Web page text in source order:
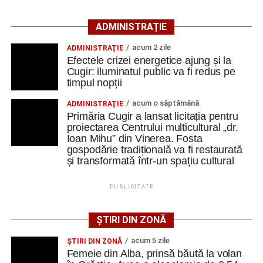
terenul formației din Șugag, în timp ce Jiul Petroșani a
trecut fără emoții de Hațeg, scor 4-0.
Cele două echipe se vor reîntâlni în această perioadă,
având programat un meci amical în data de 22 august,
ultimul test înaintea debutului noului sezon competițional.
• Au evoluat formațiile:
Metalurgistul Cugir: B. Avram – P. Pahone, Liubashov,
Balaur, Sebaș (78, Kiraly) – Șaucă/cpt. (86, Tăban),
Hondorocu – Giurică, Morariu – Vreja, Viașu, Buțurcă –
Trip; rezerve Krupenschi, Fulga, Nițu, Mihăilă, Polgar, R.
ADMINISTRAȚIE
ADMINISTRAŢIE acum 2 zile
Efectele crizei energetice ajung și la
Cugir: iluminatul public va fi redus pe
timpul nopții
ADMINISTRAŢIE acum o săptămână
Primăria Cugir a lansat licitația pentru
proiectarea Centrului multicultural „dr.
Ioan Mihu” din Vinerea. Fosta
gospodărie tradițională va fi restaurată
și transformată într-un spațiu cultural
PUBLICITATE
ȘTIRI DIN ZONĂ
ŞTIRI DIN ZONĂ acum 5 zile
Femeie din Alba, prinsă băută la volan